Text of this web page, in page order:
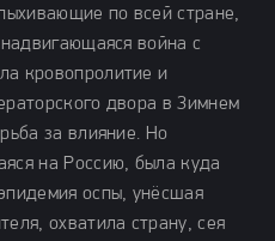
по всей стране,
война с
кровопролитие и
двора в Зимнем
за влияние. Но
на Россию, была куда
оспы, унёсшая
охватила страну, сея